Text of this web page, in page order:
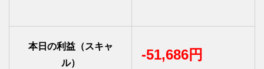
本日の利益（スキャ
ル）
-51,686円